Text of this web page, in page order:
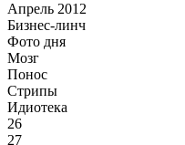
Апрель 2012
Бизнес-линч
Фото дня
Мозг
Понос
Стрипы
Идиотека
26
27